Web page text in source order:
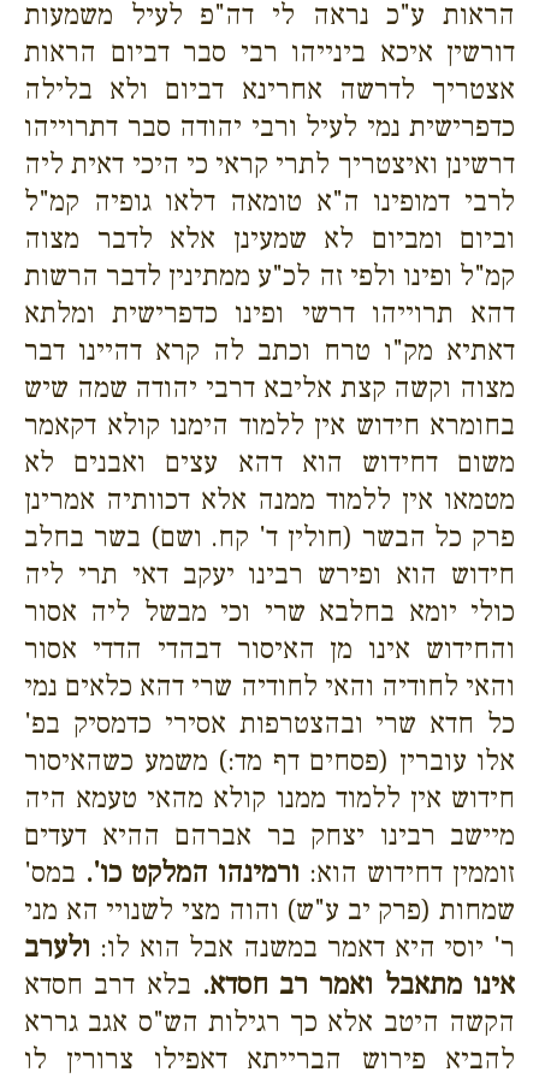
הראות ע"כ נראה לי דה"פ לעיל משמעות
דורשין איכא בינייהו רבי סבר דביום הראות
אצטריך לדרשה אחרינא דביום ולא בלילה
כדפרישית נמי לעיל ורבי יהודה סבר דתרוייהו
דרשינן ואיצטריך לתרי קראי כי היכי דאית ליה
לרבי דמופינו ה"א טומאה דלאו גופיה קמ"ל
וביום ומביום לא שמעינן אלא לדבר מצוה
קמ"ל ופינו ולפי זה לכ"ע ממתינין לדבר הרשות
דהא תרוייהו דרשי ופינו כדפרישית ומלתא
דאתיא מק"ו טרח וכתב לה קרא דהיינו דבר
מצוה וקשה קצת אליבא דרבי יהודה שמה שיש
בחומרא חידוש אין ללמוד הימנו קולא דקאמר
משום דחידוש הוא דהא עצים ואבנים לא
מטמאו אין ללמוד ממנה אלא דכוותיה אמרינן
פרק כל הבשר (חולין ד' קח. ושם) בשר בחלב
חידוש הוא ופירש רבינו יעקב דאי תרי ליה
כולי יומא בחלבא שרי וכי מבשל ליה אסור
והחידוש אינו מן האיסור דבהדי הדדי אסור
והאי לחודיה והאי לחודיה שרי דהא כלאים נמי
כל חדא שרי ובהצטרפות אסירי כדמסיק בפ'
אלו עוברין (פסחים דף מד:) משמע כשהאיסור
חידוש אין ללמוד ממנו קולא מהאי טעמא היה
מיישב רבינו יצחק בר אברהם ההיא דעדים
זוממין דחידוש הוא: ורמינהו המלקט כו'. במס'
שמחות (פרק יב ע"ש) והוה מצי לשנויי הא מני
ר' יוסי היא דאמר במשנה אבל הוא לו: ולערב
אינו מתאבל ואמר רב חסדא. בלא דרב חסדא
הקשה היטב אלא כך רגילות הש"ס אגב גררא
להביא פירוש הברייתא דאפילו צרורין לו